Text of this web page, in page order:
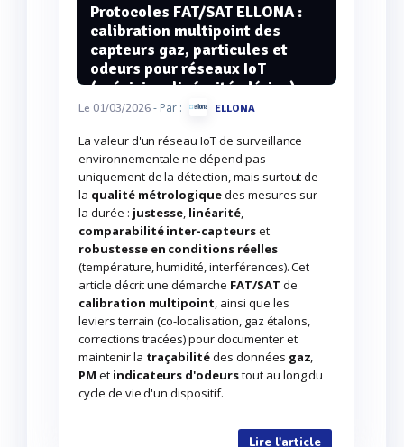
Protocoles FAT/SAT ELLONA :
calibration multipoint des
capteurs gaz, particules et
odeurs pour réseaux IoT
(précision, linéarité, dérive)
Le 01/03/2026- Par : ELLONA
La valeur d'un réseau IoT de surveillance
environnementale ne dépend pas
uniquement de la détection, mais surtout de
la qualité métrologiquedes mesures sur
la durée : justesse, linéarité,
comparabilité inter-capteurset
robustesse en conditions réelles
(température, humidité, interférences). Cet
article décrit une démarche FAT/SAT de
calibration multipoint, ainsi que les
leviers terrain (co-localisation, gaz étalons,
corrections tracées) pour documenter et
maintenir la traçabilitédes données gaz,
PM et indicateurs d'odeurstout au long du
cycle de vie d'un dispositif.
Lire l'article